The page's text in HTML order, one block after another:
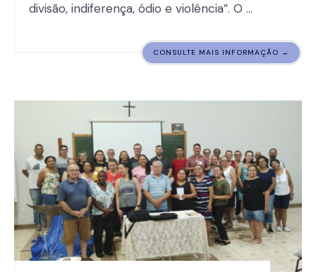
divisão, indiferença, ódio e violência”. O …
CONSULTE MAIS INFORMAÇÃO →